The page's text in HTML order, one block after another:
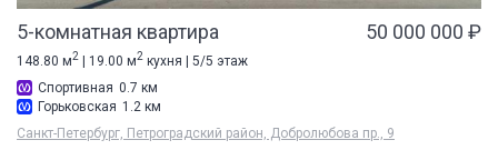
5-комнатная квартира 50 000 000 ₽
148.80 м2 | 19.00 м2 кухня | 5/5 этаж
Спортивная 0.7 км
Горьковская 1.2 км
Санкт-Петербург, Петроградский район, Добролюбова пр., 9